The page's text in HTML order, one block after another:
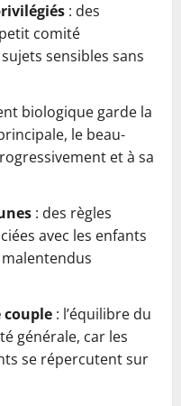
: des
comité
sensibles sans
biologique garde la
le beau-
et à sa
: des règles
avec les enfants
couple : l’équilibre du
générale, car les
se répercutent sur